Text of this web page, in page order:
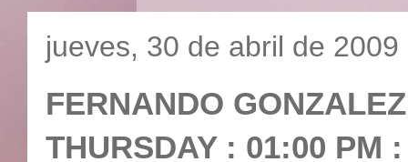
jueves, 30 de abril de 2009
FERNANDO
THURSDAY : 01:00 PM